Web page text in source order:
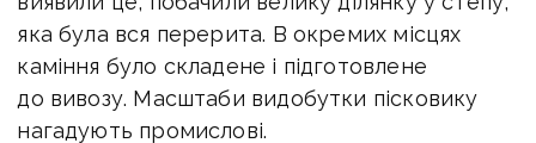
яка була вся перерита. В окремих місцях
каміння було складене і підготовлене
до вивозу. Масштаби видобутки пісковику
нагадують промислові.